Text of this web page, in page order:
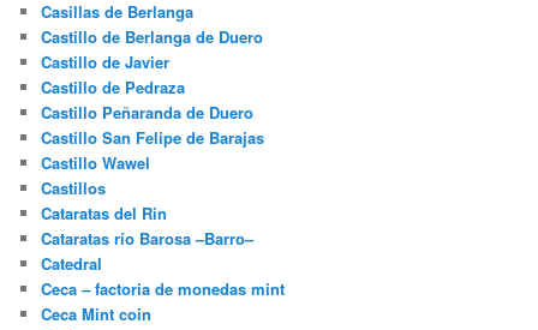
Casillas de Berlanga
Castillo de Berlanga de Duero
Castillo de Javier
Castillo de Pedraza
Castillo Peñaranda de Duero
Castillo San Felipe de Barajas
Castillo Wawel
Castillos
Cataratas del Rin
Cataratas río Barosa –Barro–
Catedral
Ceca – factoria de monedas mint
Ceca Mint coin